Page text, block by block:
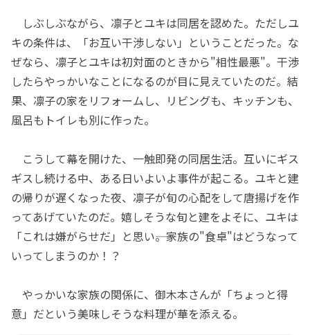
しぶしぶながら、凛子とユキは同居を認めた。ただしユ
キの条件は、「お互い干渉しない」ということだった。な
ぜなら、凛子とユキは初対面のときから"相性最悪"。干渉
したらやっかいなことになるのが目に見えていたのだ。結
果、凛子の家をリフォームし、リビングも、キッチンも、
風呂もトイレも別に作った。
こうして幕を開けた、一触即発の同居生活。互いにギス
ギスし続ける中、ある日いよいよ事件が起こる。ユキと建
の帰りが遅くなった夜、凛子が旬の心配をして唐揚げを作
ってあげていたのだ。嬉しそうな旬と建をよそに、ユキは
「これは嫌がらせだ」と思い――。家族の"食卓"はどうなって
いってしまうのか！？
やっかいな家族の関係に、御木本さんが「ちょっと得
意」だという美味しそうな料理が華を添える。